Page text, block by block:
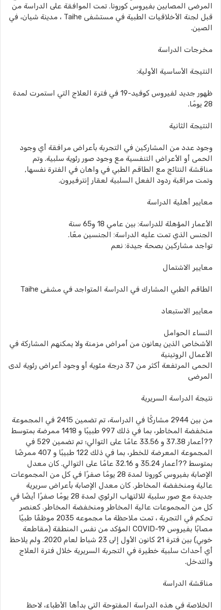
المرضى المصابين بفيروس كورونا. تمت الموافقة على الدراسة من
قبل لجنة الأخلاقيات الطبية في مستشفى Taihe ، مدينة شيان، في
الصين.
مخرجات الدراسة
النتيجة الأساسية الأولية:
ظهور جديد لفيروس كوفيد-19 في فترة العلاج التي استمرت لمدة
28 يومًا.
النتيجة الثانية
وجود عدد من المشاركين في التجربة بأعراض مرافقة أي وجود
الحمى أو الأعراض التنفسية مع وجود صور رئوية سلبية. وتم
مناقشة النتائج مع الطاقم الطبي في واهان في الفترة نفسها,
وتمت مراقبة ردود الفعل السلبية لعقار إنترفيرون.
معايير أهلية الدراسة
الأعمار المؤهلة للدراسة: بين عامي 18 و65 سنة
الجنس الذي تمت عليه الدراسة: الجنسين معًا.
تواجد مشاركين بصحة جيدة: نعم
معايير الاشتمال
الطاقم الطبي المشارك في الدراسة المتواجد في مشفى Taihe
معايير الاستبعاد
النساء الحوامل
الأشخاص الذين يعانون من أمراض مزمنة ولا يمكنهم المشاركة في
الأعمال الروتينية
الحمى المرتفعة أكثر من 37 درجة مئوية أو وجود أعراض رئوية لدى
المرضى
نتيجة الدراسة السريرية
من بين 2944 مشاركًا في الدراسة، تم تضمين 2415 في المجموعة
منخفضة المخاطر، بما في ذلك 997 طبيبًا و 1418 ممرضة بمتوسط
??أعمار 37.38 و 33.56 عامًا على التوالي؛ تم تضمين 529 في
المجموعة المعرضة للخطر، بما في ذلك 122 طبيبًا و 407 ممرضًا
بمتوسط ??أعمار 35.24 و 32.16 عامًا على التوالي. كان معدل
الإصابة بفيروس كورونا لمدة 28 يومًا صفرًا في كل من المجموعات
عالية ومنخفضة المخاطر. كان معدل الإصابة بأعراض سريرية
جديدة مع صور سلبية للالتهاب الرئوي لمدة 28 يومًا صفرًا أيضًا في
كل من المجموعات عالية المخاطر ومنخفضة المخاطر. كعنصر
تحكم في التجربة ، تمت ملاحظة ما مجموعه 2035 موظفًا طبيًا
مصابًا بفيروس COVID-19 المؤكد من نفس المنطقة (مقاطعة
خوبي) بين فترة 21 كانون الأول إلى 23 شباط لعام 2020. ولم يلاحظ
أي أحداث سلبية خطيرة في التجربة السريرية خلال فترة العلاج
والتدخل.
مناقشة الدراسة
الخلاصة في هذه الدراسة المفتوحة التي بدأها الأطباء، لاحظ